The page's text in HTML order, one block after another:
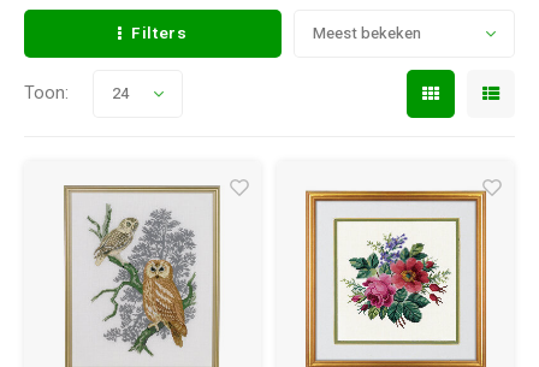
Filters Meest bekeken
Toon: 24